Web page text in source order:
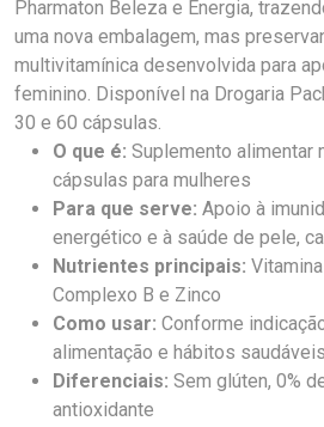
Pharmaton Beleza e Energia,
uma nova embalagem, mas
multivitamínica desenvolvida para
feminino. Disponível na Drogaria
30 e 60 cápsulas.
O que é: Suplemento alimentar
cápsulas para mulheres
Para que serve: Apoio à
energético e à saúde de pele,
Nutrientes principais:
Complexo B e Zinco
Como usar: Conforme
alimentação e hábitos saudáveis
Diferenciais: Sem glúten, 0%
antioxidante